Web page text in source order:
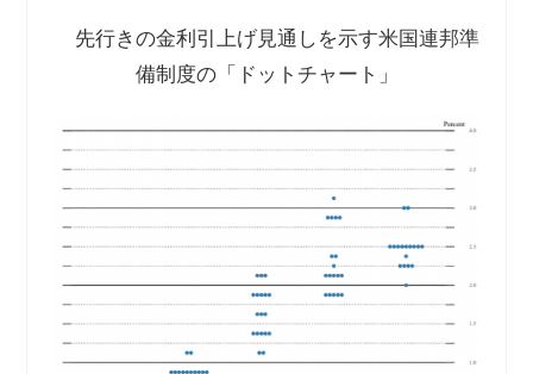
先行きの金利引上げ見通しを示す米国連邦準
備制度の「ドットチャート」